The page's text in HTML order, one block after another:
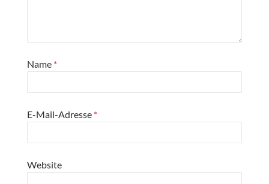
Name *
E-Mail-Adresse *
Website